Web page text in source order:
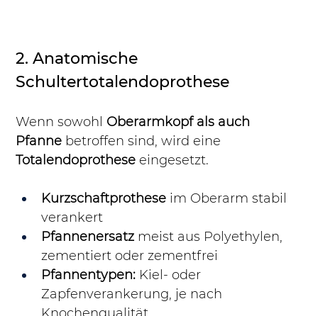
2. Anatomische
Schultertotalendoprothese
Wenn sowohl Oberarmkopf als auch
Pfanne betroffen sind, wird eine
Totalendoprothese eingesetzt.
Kurzschaftprothese im Oberarm stabil
verankert
Pfannenersatz meist aus Polyethylen,
zementiert oder zementfrei
Pfannentypen: Kiel- oder
Zapfenverankerung, je nach